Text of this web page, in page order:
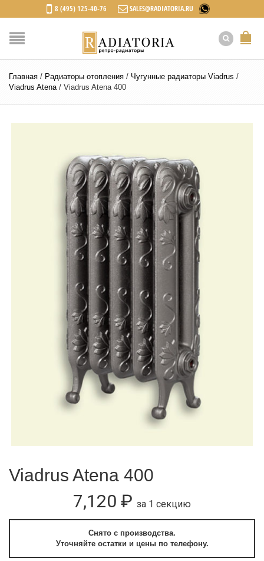
8 (495) 125-40-76 SALES@RADIATORIA.RU
Главная / Радиаторы отопления / Чугунные радиаторы Viadrus /
Viadrus Atena / Viadrus Atena 400
Viadrus Atena 400
7,120 ₽ за 1 секцию
Снято с производства.
Уточняйте остатки и цены по телефону.